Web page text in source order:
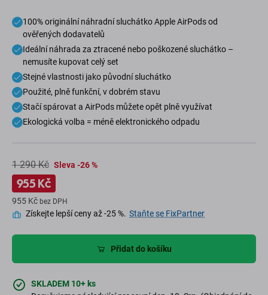
100% originální náhradní sluchátko Apple AirPods od
ověřených dodavatelů
Ideální náhrada za ztracené nebo poškozené sluchátko –
nemusíte kupovat celý set
Stejné vlastnosti jako původní sluchátko
Použité, plně funkční, v dobrém stavu
Stačí spárovat a AirPods můžete opět plně využívat
Ekologická volba = méně elektronického odpadu
1 290 Kč Sleva -26 %
955 Kč
955 Kč bez DPH
Získejte lepší ceny až -25 %. Staňte se FixPartner
Přidat do košíku
SKLADEM 10+ ks